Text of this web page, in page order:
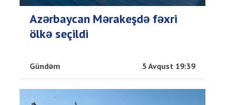
Azərbaycan Mərakeşdə fəxri
ölkə seçildi
Gündəm 5 Avqust 19:39